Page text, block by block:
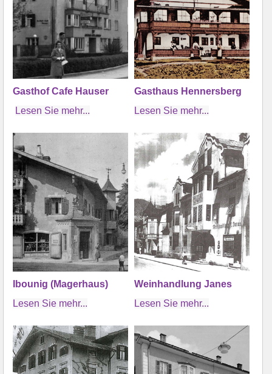
Gasthof Cafe Hauser
Lesen Sie mehr...
Gasthaus Hennersberg
Lesen Sie mehr...
Ibounig (Magerhaus)
Lesen Sie mehr...
Weinhandlung Janes
Lesen Sie mehr...